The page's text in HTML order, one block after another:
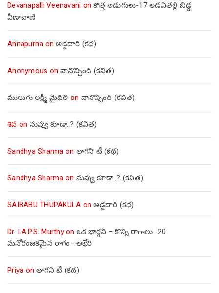
Devanapalli Veenavani onకొత్త అడుగులు-17 అడవితల్లి బిడ్డ
వీణావాణి
Annapurna onఅడ్డదారి (కథ)
Anonymous onవానొచ్చింది (కవిత)
ములుగు లక్ష్మీ మైథిలి on వానొచ్చింది (కవిత)
శివ on నువ్వు కూడా..? (కవిత)
Sandhya Sharma on తాగని టీ (కథ)
Sandhya Sharma on నువ్వు కూడా..? (కవిత)
SAIBABU THUPAKULA onఅడ్డదారి (కథ)
Dr. I.A.P.S. Murthyon ఒక భార్గవి – కొన్ని రాగాలు -20
మనోరంజకమైన రాగం—అభేరి
Priya onతాగని టీ (కథ)